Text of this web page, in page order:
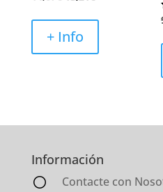
original
es:
+ Info
Información
Contacte con